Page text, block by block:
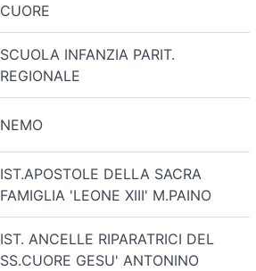
CUORE
SCUOLA INFANZIA PARIT.
REGIONALE
NEMO
IST.APOSTOLE DELLA SACRA
FAMIGLIA 'LEONE XIII' M.PAINO
IST. ANCELLE RIPARATRICI DEL
SS.CUORE GESU' ANTONINO